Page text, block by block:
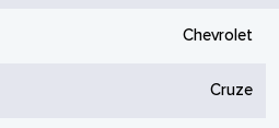
Chevrolet
Cruze